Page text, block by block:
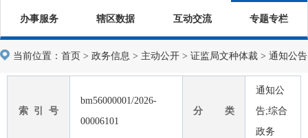
办事服务 辖区数据 互动交流 专题专栏
当前位置： 首页 > 政务信息 > 主动公开 > 证监局文种体裁 > 通知公告
索 引 号
bm56000001/2026-
00006101
分 类
通知公
告;综合
政务